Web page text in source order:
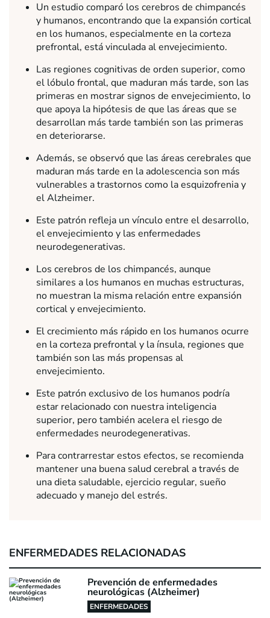
Un estudio comparó los cerebros de chimpancés
y humanos, encontrando que la expansión cortical
en los humanos, especialmente en la corteza
prefrontal, está vinculada al envejecimiento.
Las regiones cognitivas de orden superior, como
el lóbulo frontal, que maduran más tarde, son las
primeras en mostrar signos de envejecimiento, lo
que apoya la hipótesis de que las áreas que se
desarrollan más tarde también son las primeras
en deteriorarse.
Además, se observó que las áreas cerebrales que
maduran más tarde en la adolescencia son más
vulnerables a trastornos como la esquizofrenia y
el Alzheimer.
Este patrón refleja un vínculo entre el desarrollo,
el envejecimiento y las enfermedades
neurodegenerativas.
Los cerebros de los chimpancés, aunque
similares a los humanos en muchas estructuras,
no muestran la misma relación entre expansión
cortical y envejecimiento.
El crecimiento más rápido en los humanos ocurre
en la corteza prefrontal y la ínsula, regiones que
también son las más propensas al
envejecimiento.
Este patrón exclusivo de los humanos podría
estar relacionado con nuestra inteligencia
superior, pero también acelera el riesgo de
enfermedades neurodegenerativas.
Para contrarrestar estos efectos, se recomienda
mantener una buena salud cerebral a través de
una dieta saludable, ejercicio regular, sueño
adecuado y manejo del estrés.
ENFERMEDADES RELACIONADAS
Prevención de enfermedades
neurológicas (Alzheimer)
ENFERMEDADES